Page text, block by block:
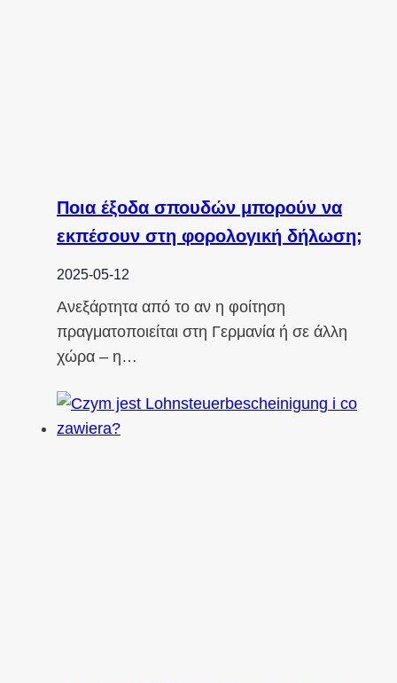
Ποια έξοδα σπουδών μπορούν να
εκπέσουν στη φορολογική δήλωση;
2025-05-12
Ανεξάρτητα από το αν η φοίτηση
πραγματοποιείται στη Γερμανία ή σε άλλη
χώρα – η…